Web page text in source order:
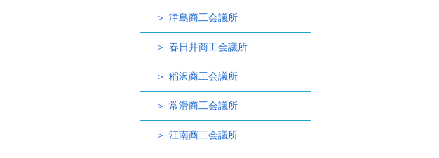
津島商工会議所
春日井商工会議所
稲沢商工会議所
常滑商工会議所
江南商工会議所